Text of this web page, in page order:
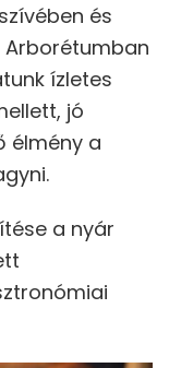
és
Arborétumban
ízletes
jó
élmény a
a nyár